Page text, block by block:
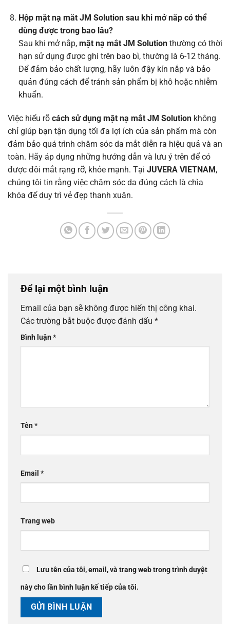
Hộp mặt nạ mắt JM Solution sau khi mở nắp có thể
dùng được trong bao lâu?
Sau khi mở nắp, mặt nạ mắt JM Solutionthường có thời
hạn sử dụng được ghi trên bao bì, thường là 6-12 tháng.
Để đảm bảo chất lượng, hãy luôn đậy kín nắp và bảo
quản đúng cách để tránh sản phẩm bị khô hoặc nhiễm
khuẩn.
Việc hiểu rõ cách sử dụng mặt nạ mắt JM Solution không
chỉ giúp bạn tận dụng tối đa lợi ích của sản phẩm mà còn
đảm bảo quá trình chăm sóc da mắt diễn ra hiệu quả và an
toàn. Hãy áp dụng những hướng dẫn và lưu ý trên để có
được đôi mắt rạng rỡ, khỏe mạnh. Tại JUVERA VIETNAM,
chúng tôi tin rằng việc chăm sóc da đúng cách là chìa
khóa để duy trì vẻ đẹp thanh xuân.
Để lại một bình luận
Email của bạn sẽ không được hiển thị công khai.
Các trường bắt buộc được đánh dấu *
Bình luận*
Tên*
Email *
Trang web
Lưu tên của tôi, email, và trang web trong trình duyệt
này cho lần bình luận kế tiếp của tôi.